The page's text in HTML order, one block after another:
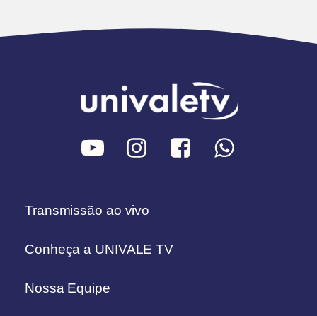
Transmissão ao vivo
Conheça a UNIVALE TV
Nossa Equipe